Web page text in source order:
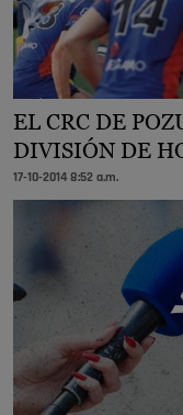
EL CRC DE
DIVISIÓN DE
17-10-2014 8:52 a.m.